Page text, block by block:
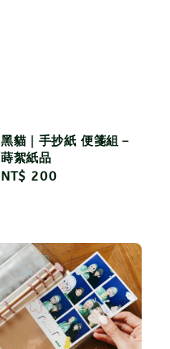
黑貓｜手抄紙 便箋組－
蒔絮紙品
Regular
NT$ 200